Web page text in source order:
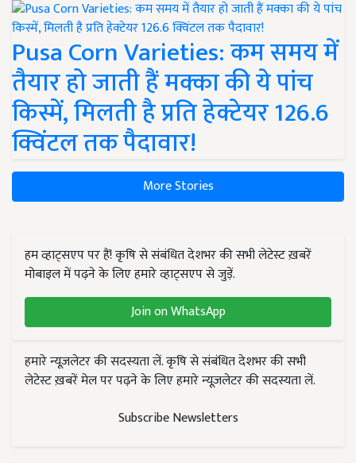
Pusa Corn Varieties: कम समय में
तैयार हो जाती हैं मक्का की ये पांच
किस्में, मिलती है प्रति हेक्टेयर 126.6
क्विंटल तक पैदावार!
More Stories
हम व्हाट्सएप पर हैं! कृषि से संबंधित देशभर की सभी लेटेस्ट ख़बरें
मोबाइल में पढ़ने के लिए हमारे व्हाट्सएप से जुड़ें.
Join on WhatsApp
हमारे न्यूज़लेटर की सदस्यता लें. कृषि से संबंधित देशभर की सभी
लेटेस्ट ख़बरें मेल पर पढ़ने के लिए हमारे न्यूज़लेटर की सदस्यता लें.
Subscribe Newsletters